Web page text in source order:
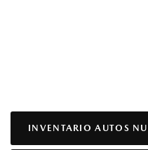
INVENTARIO AUTOS